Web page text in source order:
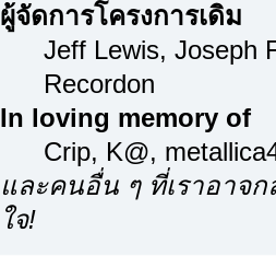
ผู้จัดการโครงการเดิม
Jeff Lewis, Joseph
Recordon
In loving memory of
Crip, K@,
และคนอื่น ๆ ที่เราอาจ
ใจ!